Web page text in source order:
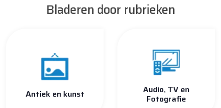
Bladeren door rubrieken
Antiek en kunst Audio, TV en
Fotografie